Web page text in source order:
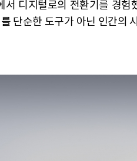
서 디지털로의 전환기를 경험
단순한 도구가 아닌 인간의